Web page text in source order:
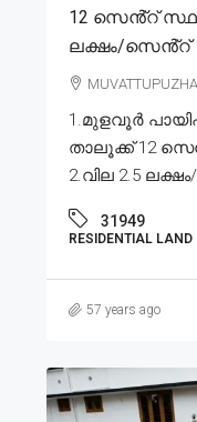
12 സെൻ്റ്
ലക്ഷം/സെൻ്റ്
1.മുളവൂർ
താലൂക്ക് 12
2.വില 2.5
31949
RESIDENTIAL LAND
57 years ago